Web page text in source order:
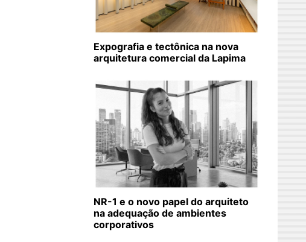
Expografia e tectônica na nova
arquitetura comercial da Lapima
NR-1 e o novo papel do arquiteto
na adequação de ambientes
corporativos